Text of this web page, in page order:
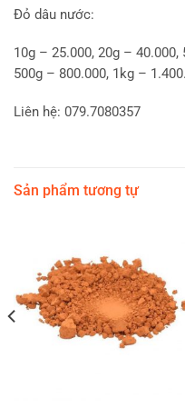
Đỏ dâu nước:
10g – 25.000, 20g –
500g – 800.000, 1kg –
Liên hệ: 079.7080357
Sản phẩm tương tự